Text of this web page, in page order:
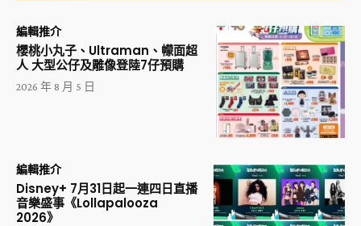
編輯推介
櫻桃小丸子、Ultraman、幪面超
人 大型公仔及雕像登陸7仔預購
2026 年 8 月 5 日
編輯推介
Disney+ 7月31日起一連四日直播
音樂盛事《Lollapalooza
2026》